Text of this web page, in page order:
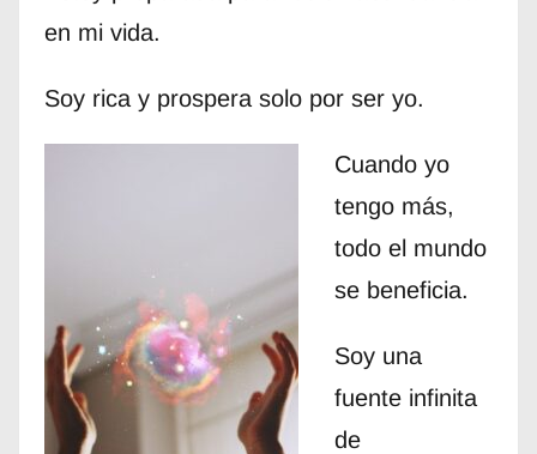
en mi vida.
Soy rica y prospera solo por ser yo.
Cuando yo
tengo más,
todo el mundo
se beneficia.
Soy una
fuente infinita
de